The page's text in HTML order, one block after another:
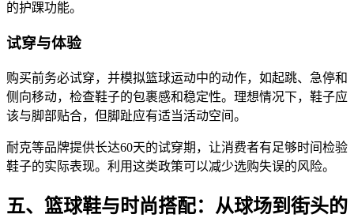
的护踝功能。
试穿与体验
购买前务必试穿，并模拟篮球运动中的动作，如起跳、急停和
侧向移动，检查鞋子的包裹感和稳定性。理想情况下，鞋子应
该与脚部贴合，但脚趾应有适当活动空间。
耐克等品牌提供长达60天的试穿期，让消费者有足够时间检验
鞋子的实际表现。利用这类政策可以减少选购失误的风险。
五、篮球鞋与时尚搭配：从球场到街头的